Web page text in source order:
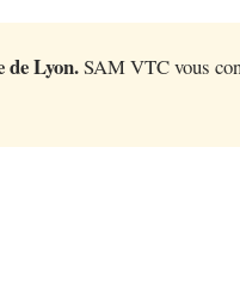
de Lyon.SAM VTC vous